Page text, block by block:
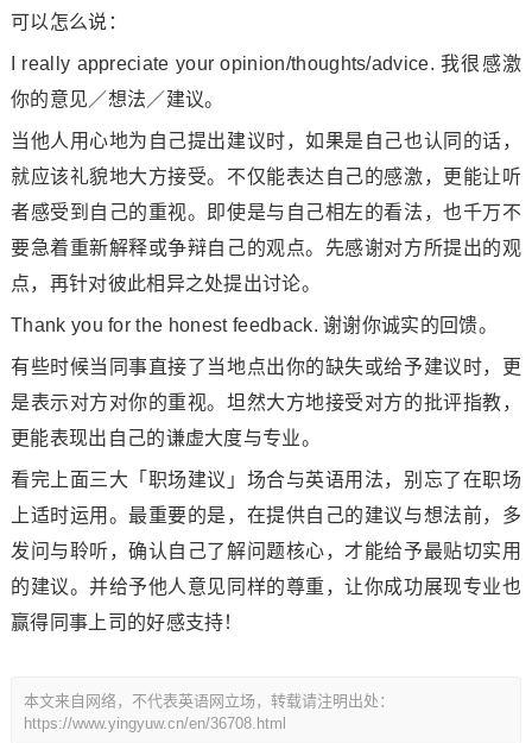
可以怎么说：
I really appreciate your opinion/thoughts/advice. 我很感激
你的意见／想法／建议。
当他人用心地为自己提出建议时，如果是自己也认同的话，
就应该礼貌地大方接受。不仅能表达自己的感激，更能让听
者感受到自己的重视。即使是与自己相左的看法，也千万不
要急着重新解释或争辩自己的观点。先感谢对方所提出的观
点，再针对彼此相异之处提出讨论。
Thank you for the honest feedback. 谢谢你诚实的回馈。
有些时候当同事直接了当地点出你的缺失或给予建议时，更
是表示对方对你的重视。坦然大方地接受对方的批评指教，
更能表现出自己的谦虚大度与专业。
看完上面三大「职场建议」场合与英语用法，别忘了在职场
上适时运用。最重要的是，在提供自己的建议与想法前，多
发问与聆听，确认自己了解问题核心，才能给予最贴切实用
的建议。并给予他人意见同样的尊重，让你成功展现专业也
赢得同事上司的好感支持！
本文来自网络，不代表英语网立场，转载请注明出处：
https://www.yingyuw.cn/en/36708.html